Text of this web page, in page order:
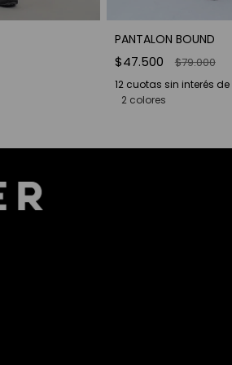
PANTALON BOUND
$47.500 $79.000
12 cuotas sin interés de
2 colores